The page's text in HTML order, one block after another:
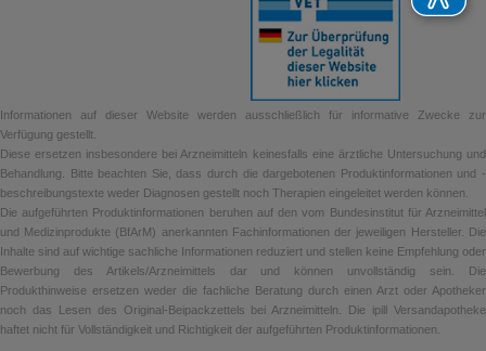
Informationen auf dieser Website werden ausschließlich für informative Zwecke zur
Verfügung gestellt.
Diese ersetzen insbesondere bei Arzneimitteln keinesfalls eine ärztliche Untersuchung und
Behandlung. Bitte beachten Sie, dass durch die dargebotenen Produktinformationen und -
beschreibungstexte weder Diagnosen gestellt noch Therapien eingeleitet werden können.
Die aufgeführten Produktinformationen beruhen auf den vom Bundesinstitut für Arzneimittel
und Medizinprodukte (BfArM) anerkannten Fachinformationen der jeweiligen Hersteller. Die
Inhalte sind auf wichtige sachliche Informationen reduziert und stellen keine Empfehlung oder
Bewerbung des Artikels/Arzneimittels dar und können unvollständig sein. Die
Produkthinweise ersetzen weder die fachliche Beratung durch einen Arzt oder Apotheker
noch das Lesen des Original-Beipackzettels bei Arzneimitteln. Die ipill Versandapotheke
haftet nicht für Vollständigkeit und Richtigkeit der aufgeführten Produktinformationen.